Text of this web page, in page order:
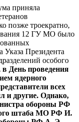
приняла
позже троекратно,
12 ГУ МО было
Указа Президента
особого
в День проведения
ядерного
всех
и другие. Однако,
обороны РФ
штаба МО РФ И.